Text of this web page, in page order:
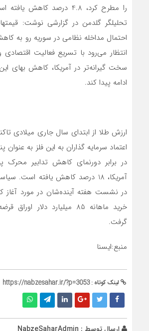
را مطرح کرد، 4.8 درصد
تحلیلگر گلدمن در گزارشی نوشت:
احتمال مداخله نظامی در سوریه رو به
انتظار می‌رود با تسریع فعالیت
ادامه پیدا کند.
ارزش طلا از ابتدای سال جاری میلادی
اعتماد سرمایه گذاران به این فلز به عنوان
در برابر دورنمای کاهش تدابیر محرک
آمریکا، 18 درصد کاهش یافته است.
در نشست هفته آینده‌شان در مورد آغاز
خرید ماهانه 85 میلیارد دلار
گرفت.
منبع:ایسنا
لینک کوتاه :https://nabzesahar.ir/?p=3053